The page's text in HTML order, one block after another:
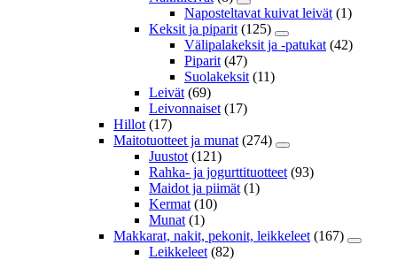
Naposteltavat kuivat leivät (1)
Keksit ja piparit (125)
Välipalakeksit ja -patukat (42)
Piparit (47)
Suolakeksit (11)
Leivät (69)
Leivonnaiset (17)
Hillot (17)
Maitotuotteet ja munat (274)
Juustot (121)
Rahka- ja jogurttituotteet (93)
Maidot ja piimät (1)
Kermat (10)
Munat (1)
Makkarat, nakit, pekonit, leikkeleet (167)
Leikkeleet (82)